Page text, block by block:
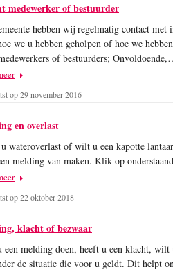
medewerker of bestuurder
hebben wij regelmatig contact met
we u hebben geholpen of hoe we
of bestuurders;
op 29 november 2016
en overlast
wateroverlast of wilt u een kapotte
melding van maken. Klik op
op 22 oktober 2018
klacht of bezwaar
melding doen, heeft u een klacht,
de situatie die voor u geldt. Dit helpt